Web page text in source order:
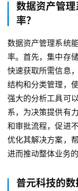
数据资产管
率？
数据资产管理系统
率。首先，集中存
快速获取所需信息
结构和分类管理，
强大的分析工具可
系，为决策提供有
和审批流程，促进
优化其解决方案，
进而推动整体业务的
普元科技的